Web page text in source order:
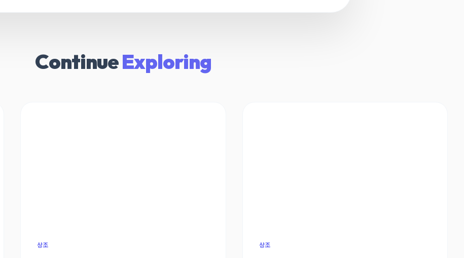
ContinueExploring
상조 상조